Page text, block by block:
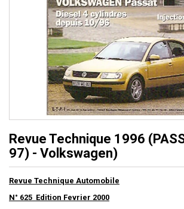
Revue Technique 1996
97) - Volkswagen)
Revue Technique Automobile
N° 625 Edition Fevrier 2000